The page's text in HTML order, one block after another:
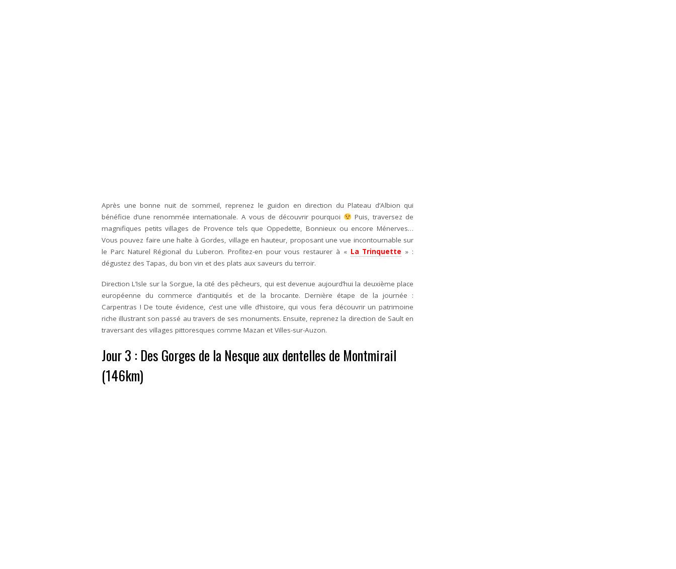
Après une bonne nuit de sommeil, reprenez le guidon en direction du Plateau d’Albion qui
bénéficie d’une renommée internationale. A vous de découvrir pourquoi
Puis, traversez de
magnifiques petits villages de Provence tels que Oppedette, Bonnieux ou encore Ménerves…
Vous pouvez faire une halte à Gordes, village en hauteur, proposant une vue incontournable sur
le Parc Naturel Régional du Luberon. Profitez-en pour vous restaurer à « La Trinquette » :
dégustez des Tapas, du bon vin et des plats aux saveurs du terroir.
Direction L’Isle sur la Sorgue, la cité des pêcheurs, qui est devenue aujourd’hui la deuxième place
européenne du commerce d’antiquités et de la brocante. Dernière étape de la journée :
Carpentras ! De toute évidence, c’est une ville d’histoire, qui vous fera découvrir un patrimoine
riche illustrant son passé au travers de ses monuments. Ensuite, reprenez la direction de Sault en
traversant des villages pittoresques comme Mazan et Villes-sur-Auzon.
Jour 3 : Des Gorges de la Nesque aux dentelles de Montmirail
(146km)